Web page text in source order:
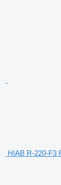
HIAB R-220-F3